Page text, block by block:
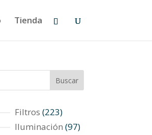
Tienda
Buscar
Filtros 223223
productos
Iluminación 9797